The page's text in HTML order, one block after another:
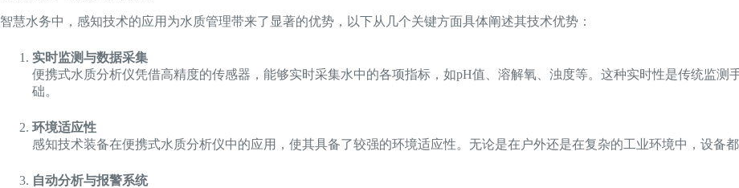
智慧水务中，感知技术的应用为水质管理带来了显著的优势，以下从几个关键方面具体阐述其技术优势：
实时监测与数据采集
便携式水质分析仪凭借高精度的传感器，能够实时采集水中的各项指标，如pH值、溶解氧、浊度等。这种实时性是传统监
础。
环境适应性
感知技术装备在便携式水质分析仪中的应用，使其具备了较强的环境适应性。无论是在户外还是在复杂的工业环境中，设备
自动分析与报警系统